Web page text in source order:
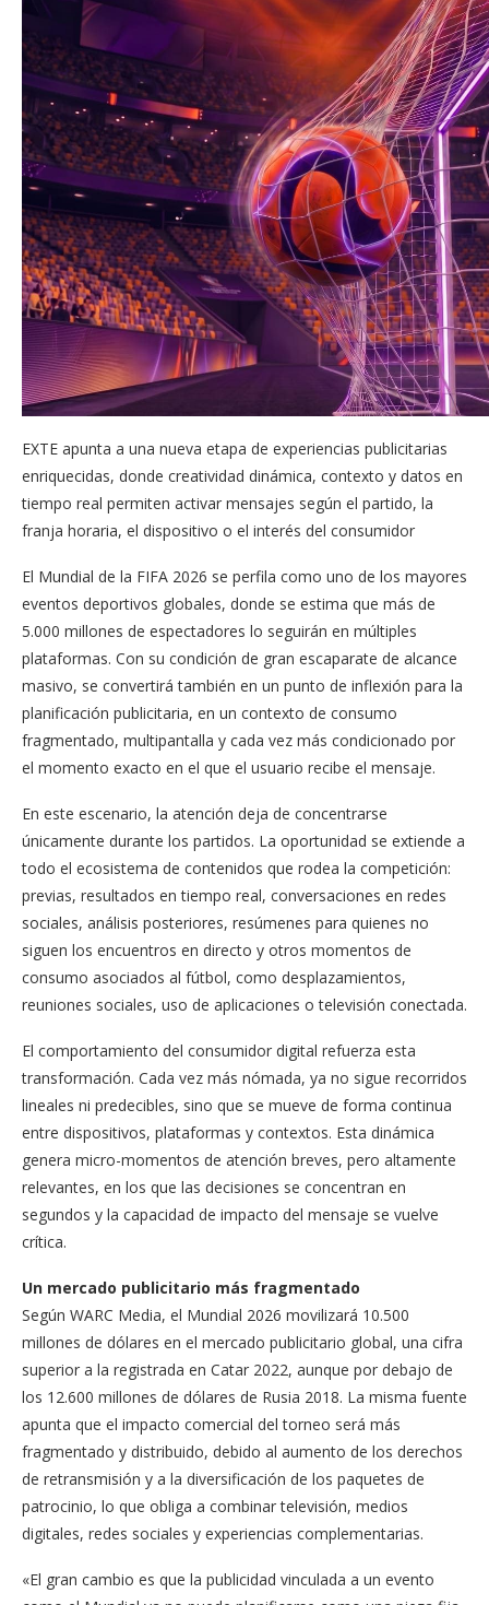
EXTE apunta a una nueva etapa de experiencias publicitarias
enriquecidas, donde creatividad dinámica, contexto y datos en
tiempo real permiten activar mensajes según el partido, la
franja horaria, el dispositivo o el interés del consumidor
El Mundial de la FIFA 2026 se perfila como uno de los mayores
eventos deportivos globales, donde se estima que más de
5.000 millones de espectadores lo seguirán en múltiples
plataformas. Con su condición de gran escaparate de alcance
masivo, se convertirá también en un punto de inflexión para la
planificación publicitaria, en un contexto de consumo
fragmentado, multipantalla y cada vez más condicionado por
el momento exacto en el que el usuario recibe el mensaje.
En este escenario, la atención deja de concentrarse
únicamente durante los partidos. La oportunidad se extiende a
todo el ecosistema de contenidos que rodea la competición:
previas, resultados en tiempo real, conversaciones en redes
sociales, análisis posteriores, resúmenes para quienes no
siguen los encuentros en directo y otros momentos de
consumo asociados al fútbol, como desplazamientos,
reuniones sociales, uso de aplicaciones o televisión conectada.
El comportamiento del consumidor digital refuerza esta
transformación. Cada vez más nómada, ya no sigue recorridos
lineales ni predecibles, sino que se mueve de forma continua
entre dispositivos, plataformas y contextos. Esta dinámica
genera micro-momentos de atención breves, pero altamente
relevantes, en los que las decisiones se concentran en
segundos y la capacidad de impacto del mensaje se vuelve
crítica.
Un mercado publicitario más fragmentado
Según WARC Media, el Mundial 2026 movilizará 10.500
millones de dólares en el mercado publicitario global, una cifra
superior a la registrada en Catar 2022, aunque por debajo de
los 12.600 millones de dólares de Rusia 2018. La misma fuente
apunta que el impacto comercial del torneo será más
fragmentado y distribuido, debido al aumento de los derechos
de retransmisión y a la diversificación de los paquetes de
patrocinio, lo que obliga a combinar televisión, medios
digitales, redes sociales y experiencias complementarias.
«El gran cambio es que la publicidad vinculada a un evento